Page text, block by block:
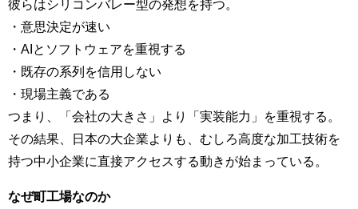
彼らはシリコンバレー型の発想を持つ。
・意思決定が速い
・AIとソフトウェアを重視する
・既存の系列を信用しない
・現場主義である
つまり、「会社の大きさ」より「実装能力」を重視する。
その結果、日本の大企業よりも、むしろ高度な加工技術を
持つ中小企業に直接アクセスする動きが始まっている。
なぜ町工場なのか